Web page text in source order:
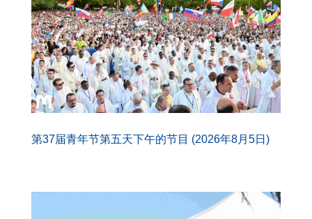
第37届青年节第五天下午的节目 (2026年8月5日)